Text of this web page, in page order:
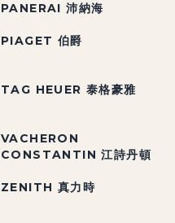
PANERAI 沛納海
PIAGET 伯爵
TAG HEUER 泰格豪雅
VACHERON
CONSTANTIN 江詩丹頓
ZENITH 真力時